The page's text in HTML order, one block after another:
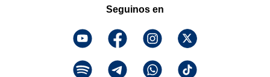
Seguinos en